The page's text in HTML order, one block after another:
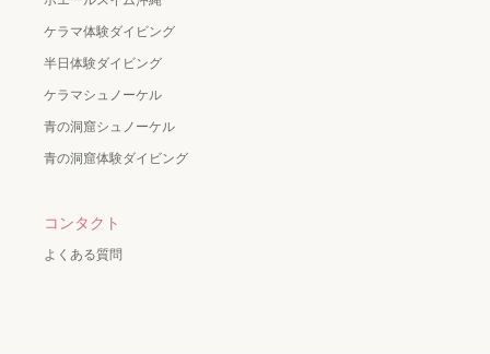
ケラマ体験ダイビング
半日体験ダイビング
ケラマシュノーケル
青の洞窟シュノーケル
青の洞窟体験ダイビング
コンタクト
よくある質問